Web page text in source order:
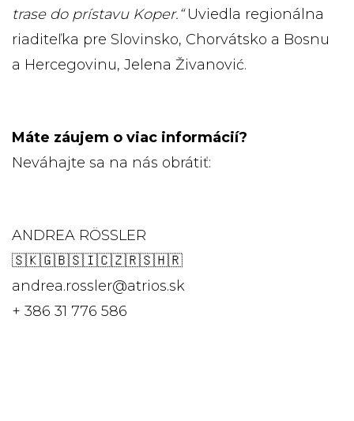
trase do prístavu Koper.“Uviedla regionálna
riaditeľka pre Slovinsko, Chorvátsko a Bosnu
a Hercegovinu, Jelena Živanović.
Máte záujem o viac informácií?
Neváhajte sa na nás obrátiť:
ANDREA RÖSSLER
🇸🇰🇬🇧🇸🇮🇨🇿🇷🇸🇭🇷
andrea.rossler@atrios.sk
+ 386 31 776 586